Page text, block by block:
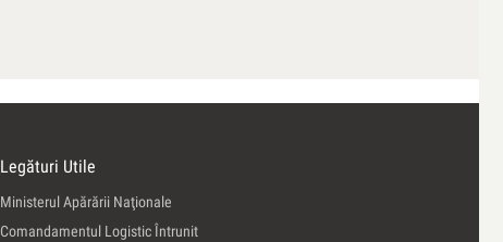
Legături Utile
Ministerul Apărării Naţionale
Comandamentul Logistic Întrunit